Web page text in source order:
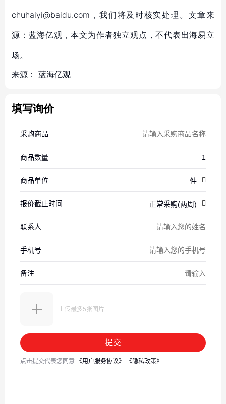
chuhaiyi@baidu.com，我们将及时核实处理。文章来
源：蓝海亿观，本文为作者独立观点，不代表出海易立
场。
来源： 蓝海亿观
填写询价